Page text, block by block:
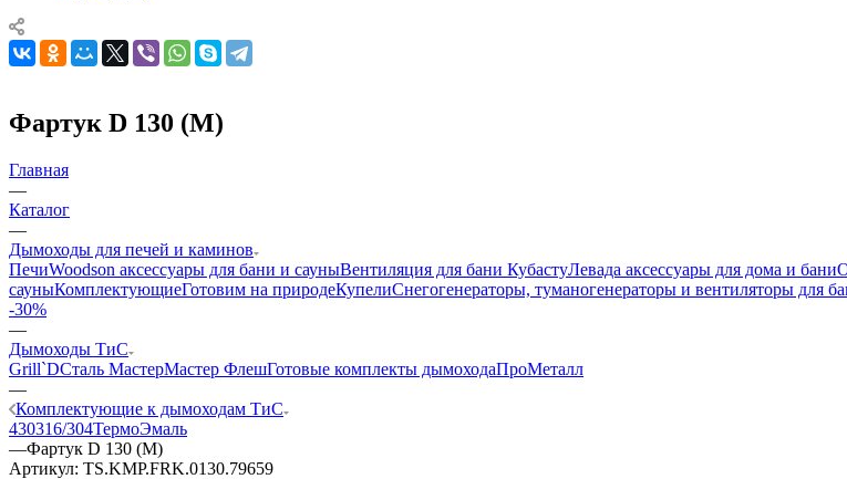
Фартук D 130 (М)
Главная
—
Каталог
—
Дымоходы для печей и каминов
ПечиWoodson аксессуары для бани и сауныВентиляция для бани КубастуЛевада аксессуары для дома и бани
сауныКомплектующиеГотовим на природеКупелиСнегогенераторы, туманогенераторы и вентиляторы для
-30%
—
Дымоходы ТиС
Grill`DСталь МастерМастер ФлешГотовые комплекты дымоходаПроМеталл
—
Комплектующие к дымоходам ТиС
430316/304ТермоЭмаль
—Фартук D 130 (М)
Артикул: TS.KMP.FRK.0130.79659